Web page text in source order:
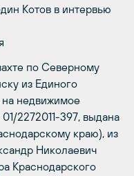
Котов в интервью
по Северному
из Единого
на недвижимое
2272011-397, выдана
краю), из
Николаевич
Краснодарского